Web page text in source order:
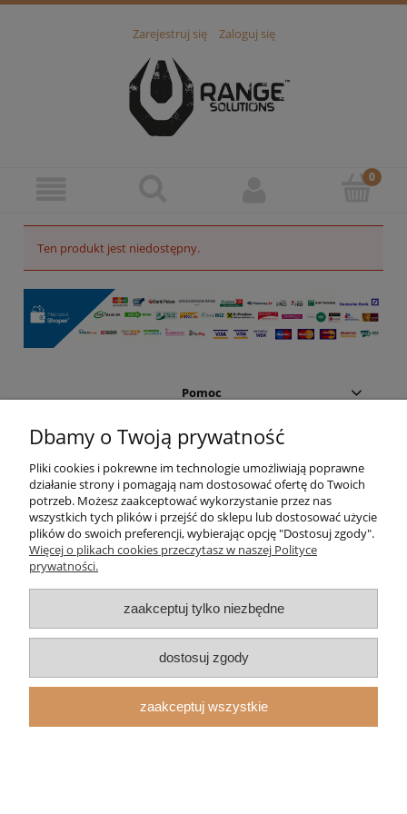
Zarejestruj się Zaloguj się
Ten produkt jest niedostępny.
Pomoc
Moje konto
Strefa Klienta
Informacje
pokaż pełną wersję strony
Sklep internetowy Shoper.pl
Dbamy o Twoją prywatność
Pliki cookies i pokrewne im technologie umożliwiają poprawne
działanie strony i pomagają nam dostosować ofertę do Twoich
potrzeb. Możesz zaakceptować wykorzystanie przez nas
wszystkich tych plików i przejść do sklepu lub dostosować użycie
plików do swoich preferencji, wybierając opcję "Dostosuj zgody".
Więcej o plikach cookies przeczytasz w naszej Polityce
prywatności.
zaakceptuj tylko niezbędne
dostosuj zgody
zaakceptuj wszystkie